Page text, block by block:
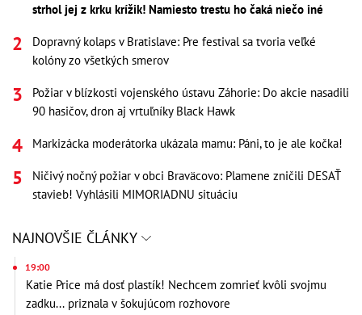
strhol jej z krku krížik! Namiesto trestu ho čaká niečo iné
Dopravný kolaps v Bratislave: Pre festival sa tvoria veľké
kolóny zo všetkých smerov
Požiar v blízkosti vojenského ústavu Záhorie: Do akcie nasadili
90 hasičov, dron aj vrtuľníky Black Hawk
Markizácka moderátorka ukázala mamu: Páni, to je ale kočka!
Ničivý nočný požiar v obci Braväcovo: Plamene zničili DESAŤ
stavieb! Vyhlásili MIMORIADNU situáciu
NAJNOVŠIE ČLÁNKY
19:00
Katie Price má dosť plastík! Nechcem zomrieť kvôli svojmu
zadku... priznala v šokujúcom rozhovore